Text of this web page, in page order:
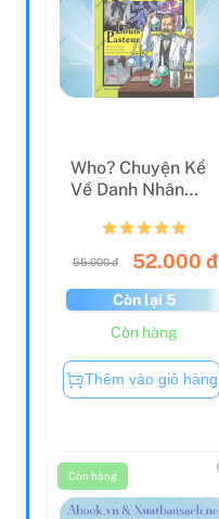
Who? Chuyện Kể
Về Danh Nhân
Paste...
55.000 đ 52.000 đ
Còn lại 5
Còn hàng
Thêm vào giỏ hàng